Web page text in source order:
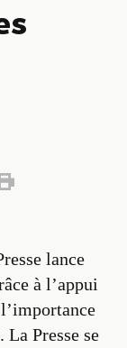
lance
à l’appui
Presse se